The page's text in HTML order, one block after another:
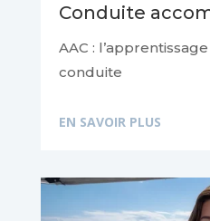
Conduite
AAC :
conduite
EN SAVOIR PLUS